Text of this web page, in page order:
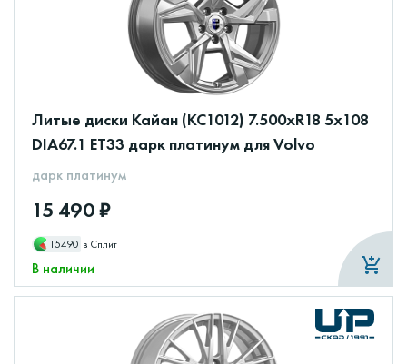
Литые диски Кайан (КС1012) 7.500xR18 5x108
DIA67.1 ET33 дарк платинум для Volvo
дарк платинум
15 490 ₽
15490 в Сплит
В наличии